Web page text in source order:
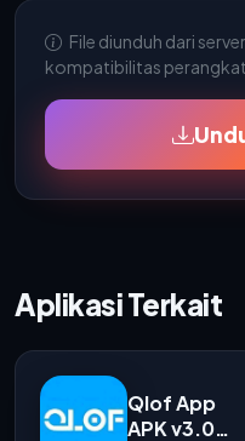
File diunduh dari
kompatibilitas
Aplikasi Terkait
Qlof App
APK v3.0